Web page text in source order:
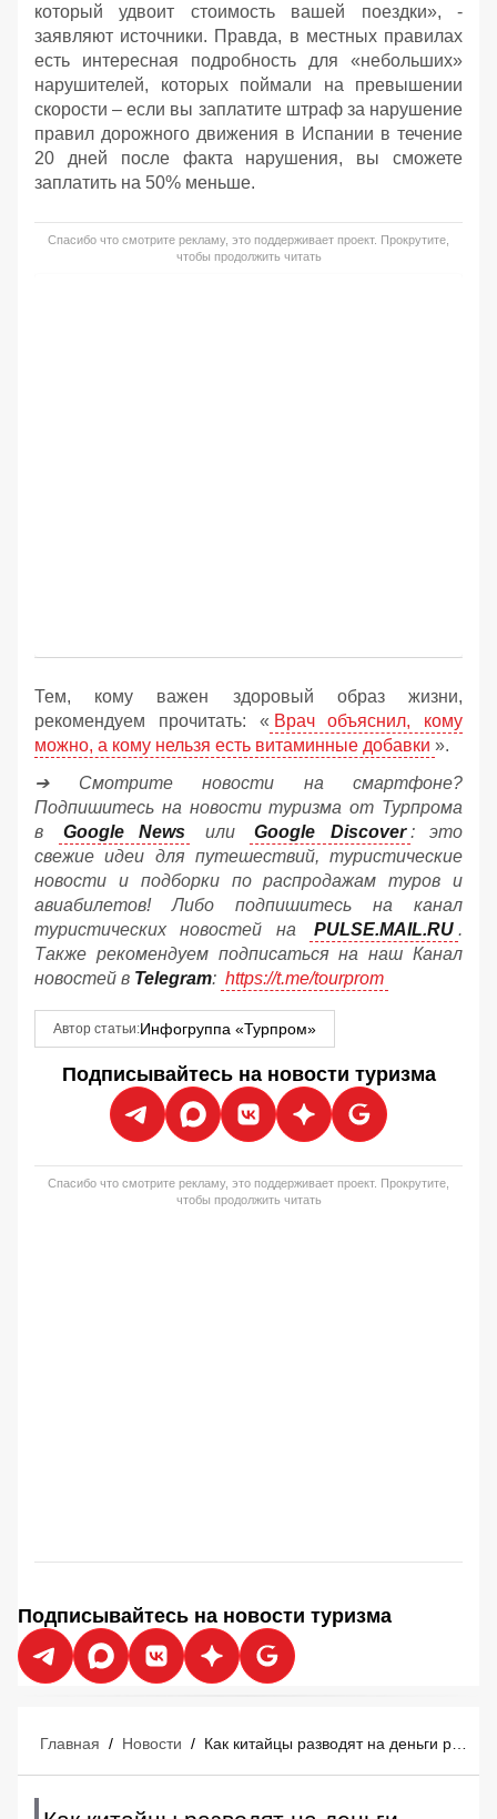
который удвоит стоимость вашей поездки», -
заявляют источники. Правда, в местных правилах
есть интересная подробность для «небольших»
нарушителей, которых поймали на превышении
скорости – если вы заплатите штраф за нарушение
правил дорожного движения в Испании в течение
20 дней после факта нарушения, вы сможете
заплатить на 50% меньше.
Спасибо что смотрите рекламу, это поддерживает проект. Прокрутите,
чтобы продолжить читать
Тем, кому важен здоровый образ жизни,
рекомендуем прочитать: « Врач объяснил, кому
можно, а кому нельзя есть витаминные добавки ».
➔ Смотрите новости на смартфоне?
Подпишитесь на новости туризма от Турпрома
в
Google News или Google Discover : это
свежие идеи для путешествий, туристические
новости и подборки по распродажам туров и
авиабилетов! Либо подпишитесь на канал
туристических новостей на
PULSE.MAIL.RU .
Также рекомендуем подписаться на наш Канал
новостей в Telegram: https://t.me/tourprom
Автор статьи:Инфогруппа «Турпром»
Подписывайтесь на новости туризма
Спасибо что смотрите рекламу, это поддерживает проект. Прокрутите,
чтобы продолжить читать
Подписывайтесь на новости туризма
Главная / Новости /